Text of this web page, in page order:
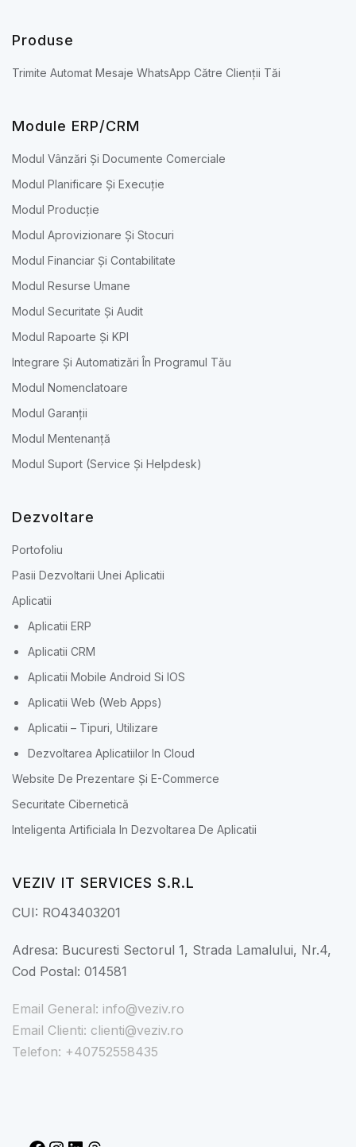
Produse
Trimite Automat Mesaje WhatsApp Către Clienții Tăi
Module ERP/CRM
Modul Vânzări Și Documente Comerciale
Modul Planificare Și Execuție
Modul Producție
Modul Aprovizionare Și Stocuri
Modul Financiar Și Contabilitate
Modul Resurse Umane
Modul Securitate Și Audit
Modul Rapoarte Și KPI
Integrare Și Automatizări În Programul Tău
Modul Nomenclatoare
Modul Garanții
Modul Mentenanță
Modul Suport (Service Și Helpdesk)
Dezvoltare
Portofoliu
Pasii Dezvoltarii Unei Aplicatii
Aplicatii
Aplicatii ERP
Aplicatii CRM
Aplicatii Mobile Android Si IOS
Aplicatii Web (Web Apps)
Aplicatii – Tipuri, Utilizare
Dezvoltarea Aplicatiilor In Cloud
Website De Prezentare Și E-Commerce
Securitate Cibernetică
Inteligenta Artificiala In Dezvoltarea De Aplicatii
VEZIV IT SERVICES S.R.L
CUI: RO43403201
Adresa: Bucuresti Sectorul 1, Strada Lamalului, Nr.4,
Cod Postal: 014581
Email General: info@veziv.ro
Email Clienti: clienti@veziv.ro
Telefon: +40752558435